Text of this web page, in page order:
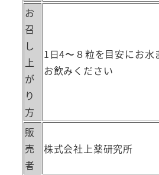
お
召
し
上
が
り
方
1日4〜８粒を目安にお水
お飲みください
販
売
者
株式会社上薬研究所